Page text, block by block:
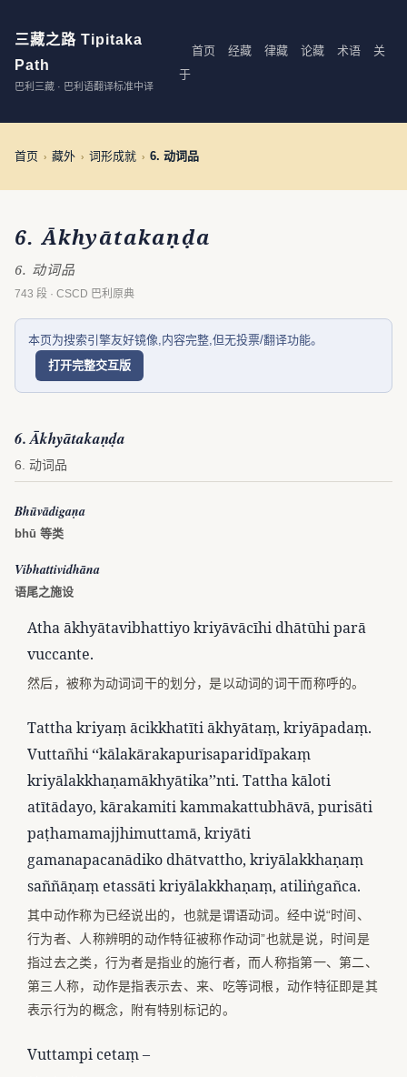
三藏之路 Tipitaka
Path
巴利三藏 · 巴利语翻译标准中译
首页 经藏 律藏 论藏 术语
关
于
首页 › 藏外 › 词形成就 › 6. 动词品
6. Ākhyātakaṇḍa
6. 动词品
743 段 · CSCD 巴利原典
本页为搜索引擎友好镜像,内容完整,但无投票/翻译功能。
打开完整交互版
6. Ākhyātakaṇḍa
6. 动词品
Bhūvādigaṇa
bhū 等类
Vibhattividhāna
语尾之施设
Atha ākhyātavibhattiyo kriyāvācīhi dhātūhi parā
vuccante.
然后，被称为动词词干的划分，是以动词的词干而称呼的。
Tattha kriyaṃ ācikkhatīti ākhyātaṃ, kriyāpadaṃ.
Vuttañhi ‘‘kālakārakapurisaparidīpakaṃ
kriyālakkhaṇamākhyātika’’nti. Tattha kāloti
atītādayo, kārakamiti kammakattubhāvā, purisāti
paṭhamamajjhimuttamā, kriyāti
gamanapacanādiko dhātvattho, kriyālakkhaṇaṃ
saññāṇaṃ etassāti kriyālakkhaṇaṃ, atiliṅgañca.
其中动作称为已经说出的，也就是谓语动词。经中说“时间、
行为者、人称辨明的动作特征被称作动词”也就是说，时间是
指过去之类，行为者是指业的施行者，而人称指第一、第二、
第三人称，动作是指表示去、来、吃等词根，动作特征即是其
表示行为的概念，附有特别标记的。
Vuttampi cetaṃ –